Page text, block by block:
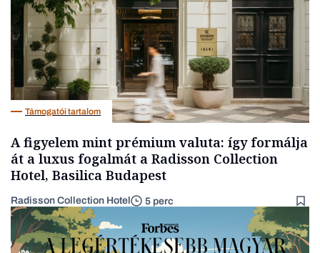
Támogatói tartalom
A figyelem mint prémium valuta: így formálja
át a luxus fogalmát a Radisson Collection
Hotel, Basilica Budapest
Radisson Collection Hotel 5 perc